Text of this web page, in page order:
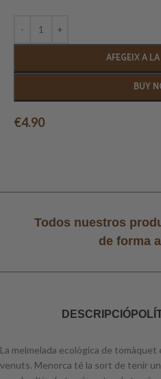
AFEGEIX A
BUY
€4.90
Todos nuestros
de forma
DESCRIPCIÓ
La melmelada ecològica de
venuts. Menorca té la sort de tenir